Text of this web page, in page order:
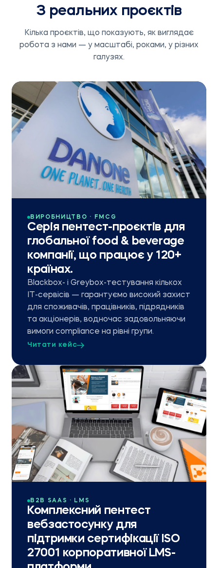
З реальних проєктів
Кілька проєктів, що показують, як виглядає
робота з нами — у масштабі, роками, у різних
галузях.
ВИРОБНИЦТВО · FMCG
Серія пентест-проєктів для
глобальної food & beverage
компанії, що працює у 120+
країнах.
Blackbox- і Greybox-тестування кількох
ІТ-сервісів — гарантуємо високий захист
для споживачів, працівників, підрядників
та акціонерів, водночас задовольняючи
вимоги compliance на рівні групи.
Читати кейс
B2B SAAS · LMS
Комплексний пентест
вебзастосунку для
підтримки сертифікації ISO
27001 корпоративної LMS-